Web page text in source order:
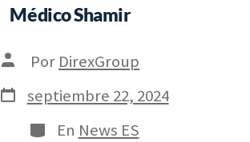
Médico Shamir
Autor
la
entrada
Por DirexGroup
Fecha
de
publicación
septiembre 22, 2024
Categorías
En News ES